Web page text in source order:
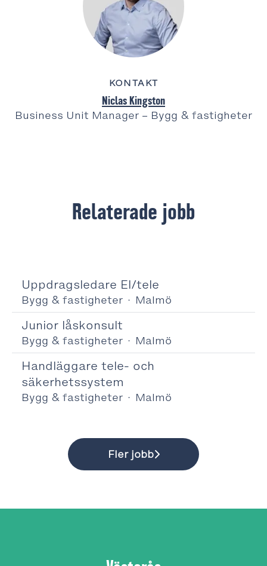
KONTAKT
Niclas Kingston
Business Unit Manager – Bygg & fastigheter
Relaterade jobb
Uppdragsledare El/tele
Bygg & fastigheter · Malmö
Junior låskonsult
Bygg & fastigheter · Malmö
Handläggare tele- och
säkerhetssystem
Bygg & fastigheter · Malmö
Fler jobb